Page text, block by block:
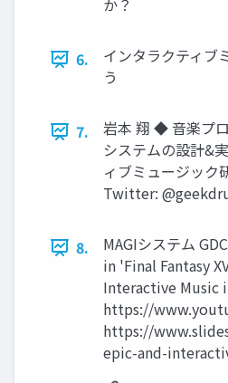
か？
6.
インタラクティブ
う
7.
岩本 翔 ◆ 音楽プ
システムの設計&
ィブミュージッ
Twitter:
8.
MAGIシステム
in 'Final Fantasy
Interactive Music
https://
https://
epic-and-